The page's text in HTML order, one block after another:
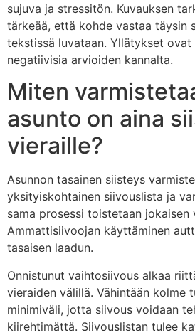
sujuva ja stressitön. Kuvauksen
tärkeää, että kohde vastaa täysin
tekstissä luvataan. Yllätykset ovat
negatiivisia arvioiden kannalta.
Miten
asunto on aina
vieraille?
Asunnon tasainen siisteys
yksityiskohtainen siivouslista ja
sama prosessi toistetaan jokaisen
Ammattisiivoojan käyttäminen
tasaisen laadun.
Onnistunut vaihtosiivous alkaa
vieraiden välillä. Vähintään kolme
minimiväli, jotta siivous voidaan
kiirehtimättä. Siivouslistan tulee